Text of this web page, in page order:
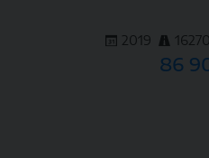
2019
86